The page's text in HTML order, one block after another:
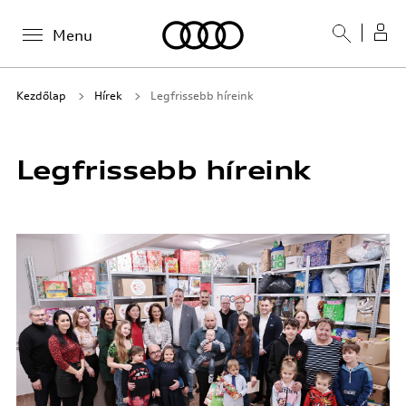
Menu
Kezdőlap Hírek Legfrissebb híreink
Legfrissebb híreink